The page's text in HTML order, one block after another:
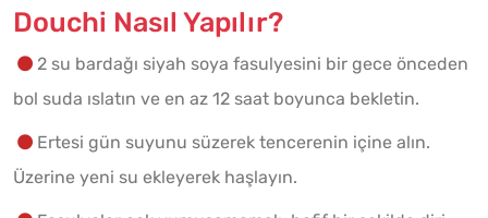
Douchi Nasıl Yapılır?
2 su bardağı siyah soya fasulyesini bir gece önceden
bol suda ıslatın ve en az 12 saat boyunca bekletin.
Ertesi gün suyunu süzerek tencerenin içine alın.
Üzerine yeni su ekleyerek haşlayın.